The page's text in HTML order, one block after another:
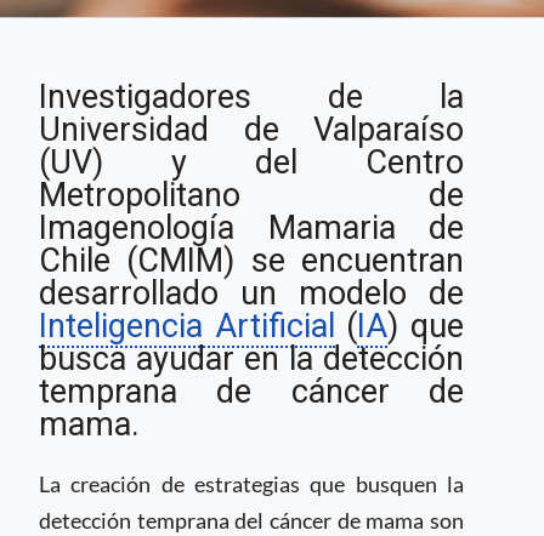
Valparaíso desarrolla
IA para apoyar la
detección temprana
de cáncer de mama￼
Investigadores de la
Universidad de Valparaíso
(UV) y del Centro
Metropolitano de
Imagenología Mamaria de
Chile (CMIM) se encuentran
desarrollado un modelo de
Inteligencia Artificial (IA) que
busca ayudar en la detección
temprana de cáncer de
mama.
La creación de estrategias que busquen la
detección temprana del cáncer de mama son